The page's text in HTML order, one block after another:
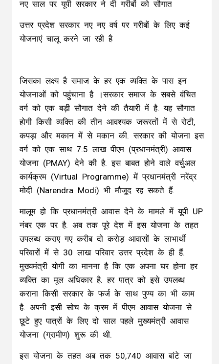
नए साल पर यूपी सरकार ने दी गरीबों को सौगात
उत्तर प्रदेश सरकार नए नए वर्ष पर गरीबों के लिए कई
योजनाएं चालू करने जा रही है
जिसका लक्ष्य है समाज के हर एक व्यक्ति के पास इन
योजनाओं को पहुंचाना है ।सरकार समाज के सबसे वंचित
वर्ग को एक बड़ी सौगात देने की तैयारी में है. यह सौगात
होगी किसी व्यक्ति की तीन आवश्यक जरूरतों में से रोटी,
कपड़ा और मकान में से मकान की. सरकार की योजना इस
वर्ग को एक साथ 7.5 लाख पीएम (प्रधानमंत्री) आवास
योजना (PMAY) देने की है. इस बाबत होने वाले वर्चुअल
कार्यक्रम (Virtual Programme) में प्रधानमंत्री नरेंद्र
मोदी (Narendra Modi) भी मौजूद रह सकते हैं.
मालूम हो कि प्रधानमंत्री आवास देने के मामले में यूपी UP
नंबर एक पर है. अब तक पूरे देश में इस योजना के तहत
उपलब्ध कराए गए करीब दो करोड़ आवासों के लाभार्थी
परिवारों में से 30 लाख परिवार उत्तर प्रदेश के ही हैं.
मुख्यमंत्री योगी का मानना है कि एक अपना घर होना हर
व्यक्ति का मूल अधिकार है. हर पात्र को इसे उपलब्ध
कराना किसी सरकार के फर्ज के साथ पुण्य का भी काम
है. अपनी इसी सोच के क्रम में पीएम आवास योजना से
छूटे हुए पात्रों के लिए दो साल पहले मुख्यमंत्री आवास
योजना (ग्रामीण) शुरू की थी.
इस योजना के तहत अब तक 50,740 आवास बांटे जा